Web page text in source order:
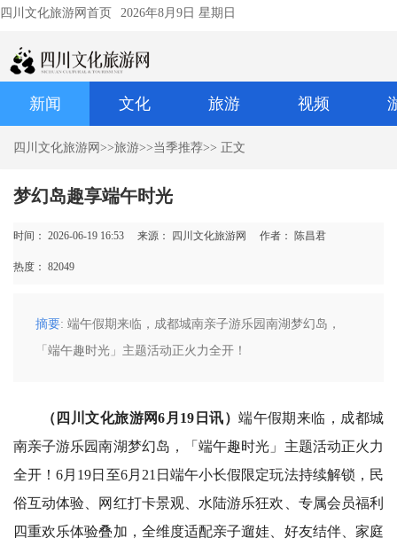
四川文化旅游网首页 2026年8月9日 星期日
新闻 文化 旅游 视频
四川文化旅游网 >>旅游>>当季推荐>> 正文
梦幻岛趣享端午时光
时间： 2026-06-19 16:53 来源： 四川文化旅游网 作者： 陈昌君
热度： 82049
摘要: 端午假期来临，成都城南亲子游乐园南湖梦幻岛，
「端午趣时光」主题活动正火力全开！
（四川文化旅游网6月19日讯）端午假期来临，成都城
南亲子游乐园南湖梦幻岛，「端午趣时光」主题活动正火力
全开！6月19日至6月21日端午小长假限定玩法持续解锁，民
俗互动体验、网红打卡景观、水陆游乐狂欢、专属会员福利
四重欢乐体验叠加，全维度适配亲子遛娃、好友结伴、家庭